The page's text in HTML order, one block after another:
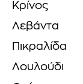
Κρίνος
Λεβάντα
Πικραλίδα
Λουλούδι